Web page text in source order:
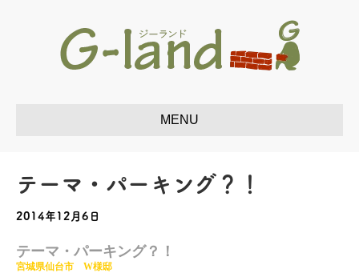
テーマ・パーキング？！
2014年12月6日
テーマ・パーキング？！
宮城県仙台市 W様邸